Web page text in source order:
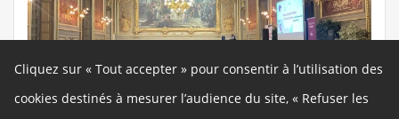
Cliquez sur « Tout accepter » pour consentir à l’utilisation des
cookies destinés à mesurer l’audience du site, « Refuser les